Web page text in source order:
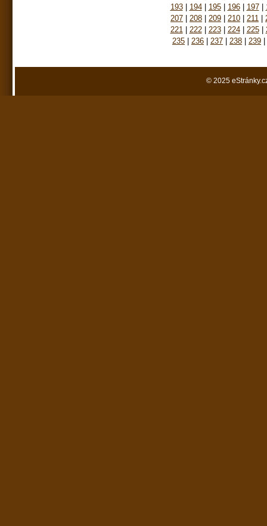
193 | 194 | 195 | 196 | 197 |
207 | 208 | 209 | 210 | 211 |
221 | 222 | 223 | 224 | 225 |
235 | 236 | 237 | 238 | 239 |
© 2025